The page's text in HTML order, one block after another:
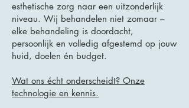
esthetische zorg naar een uitzonderlijk
niveau. Wij behandelen niet zomaar –
elke behandeling is doordacht,
persoonlijk en volledig afgestemd op jouw
huid, doelen én budget.
Wat ons écht onderscheidt? Onze
technologie en kennis.